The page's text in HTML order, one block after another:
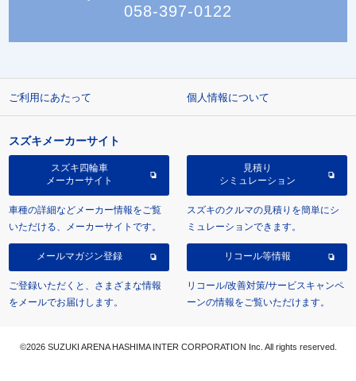
058-397-0122
ご利用にあたって 個人情報について
スズキメーカーサイト
スズキ四輪車
メーカーサイト
車種の詳細などメーカー情報をご覧
いただける、メーカーサイトです。
見積り
シミュレーション
スズキのクルマの見積りを簡単にシ
ミュレーションできます。
メールマガジン登録
ご登録いただくと、さまざまな情報
をメールでお届けします。
リコール等情報
リコール/改善対策/サービスキャンペ
ーンの情報をご覧いただけます。
©2026 SUZUKI ARENA HASHIMA INTER CORPORATION Inc. All rights reserved.